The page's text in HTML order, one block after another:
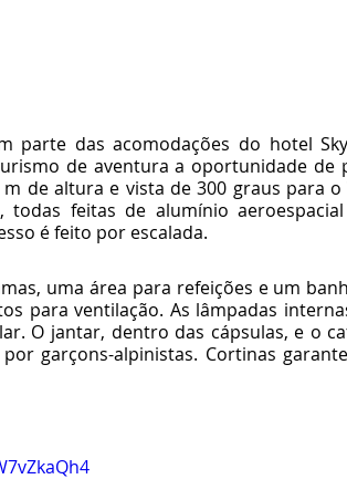
parte das acomodações do hotel
de aventura a oportunidade de
de altura e vista de 300 graus para o
todas feitas de alumínio
é feito por escalada.
uma área para refeições e um
para ventilação. As lâmpadas
O jantar, dentro das cápsulas, e o
garçons-alpinistas. Cortinas